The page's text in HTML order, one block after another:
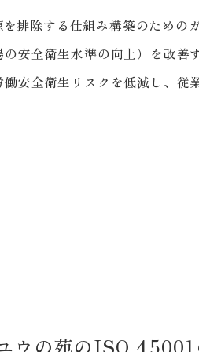
排除する仕組み構築のための
安全衛生水準の向上）を改
安全衛生リスクを低減し、
ウの苑のISO